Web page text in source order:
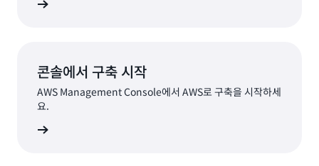
콘솔에서 구축 시작
AWS Management Console에서 AWS로 구축을 시작하세
요.